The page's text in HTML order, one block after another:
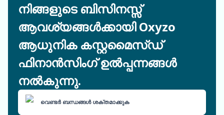
നിങ്ങളുടെ ബിസിനസ്സ്
ആവശ്യങ്ങൾക്കായി Oxyzo
ആധുനിക കസ്റ്റമൈസ്ഡ്
ഫിനാൻസിംഗ് ഉൽപ്പന്നങ്ങൾ
നൽകുന്നു.
വെണ്ടർ ബന്ധങ്ങൾ ശക്തമാക്കുക